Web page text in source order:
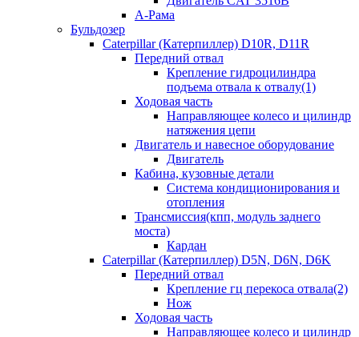
А-Рама
Бульдозер
Caterpillar (Катерпиллер) D10R, D11R
Передний отвал
Крепление гидроцилиндра
подъема отвала к отвалу(1)
Ходовая часть
Направляющее колесо и цилиндр
натяжения цепи
Двигатель и навесное оборудование
Двигатель
Кабина, кузовные детали
Система кондиционирования и
отопления
Трансмиссия(кпп, модуль заднего
моста)
Кардан
Caterpillar (Катерпиллер) D5N, D6N, D6K
Передний отвал
Крепление гц перекоса отвала(2)
Нож
Ходовая часть
Направляющее колесо и цилиндр